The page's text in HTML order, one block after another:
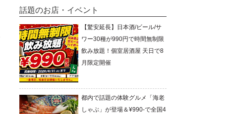
話題のお店・イベント
【驚安延長】日本酒/ビール/サ
ワー30種が990円で時間無制限
飲み放題！個室居酒屋 天日で8
月限定開催
都内で話題の体験グルメ「海老
しゃぶ」が登場＆¥990-で全国4